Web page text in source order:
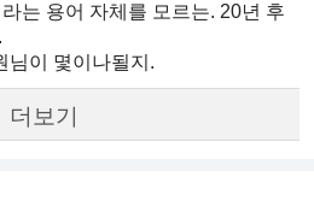
는 용어 자체를 모르는. 20년 후
님이 몇이나될지.
더보기